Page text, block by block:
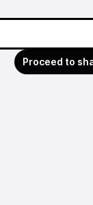
Proceed to